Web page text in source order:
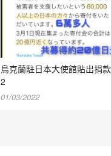
烏克蘭駐日本大使館貼出捐
2
01/03/2022